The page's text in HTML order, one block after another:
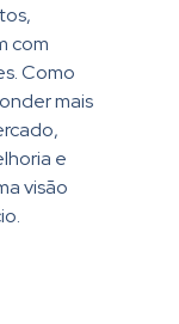
com
Como
mais
e
visão